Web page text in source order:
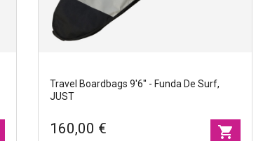
Travel Boardbags 9'6'' - Funda De Surf,
JUST
160,00 € shopping_cart